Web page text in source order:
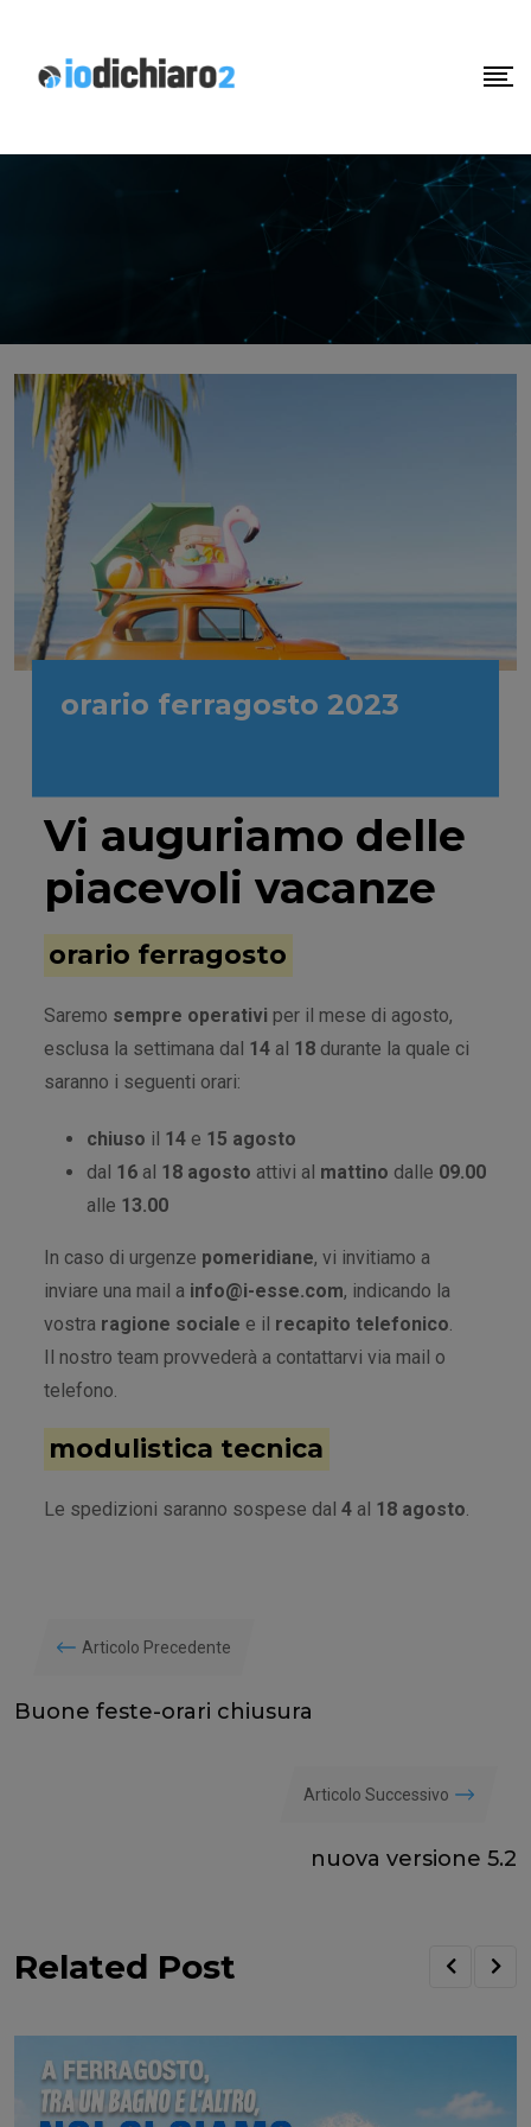
orario ferragosto 2023
Vi auguriamo delle
piacevoli vacanze
orario ferragosto
Saremo sempre operativi per il mese di agosto,
esclusa la settimana dal 14 al 18 durante la quale ci
saranno i seguenti orari:
chiuso il 14 e 15 agosto
dal 16 al 18 agosto attivi al mattino dalle 09.00
alle 13.00
In caso di urgenze pomeridiane, vi invitiamo a
inviare una mail a info@i-esse.com, indicando la
vostra ragione sociale e il recapito telefonico
Il nostro team provvederà a contattarvi via mail o
telefono.
modulistica tecnica
Le spedizioni saranno sospese dal 4 al 18 agosto
Articolo Precedente
Buone feste-orari chiusura
Articolo Successivo
nuova versione 5.2
Related Post